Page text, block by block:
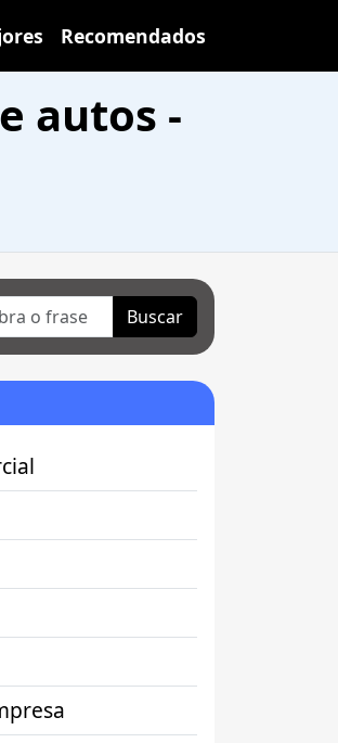
Recomendados
autos -
Buscar